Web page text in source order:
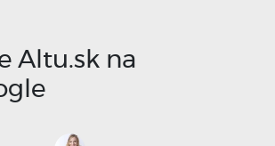
Altu.sk na